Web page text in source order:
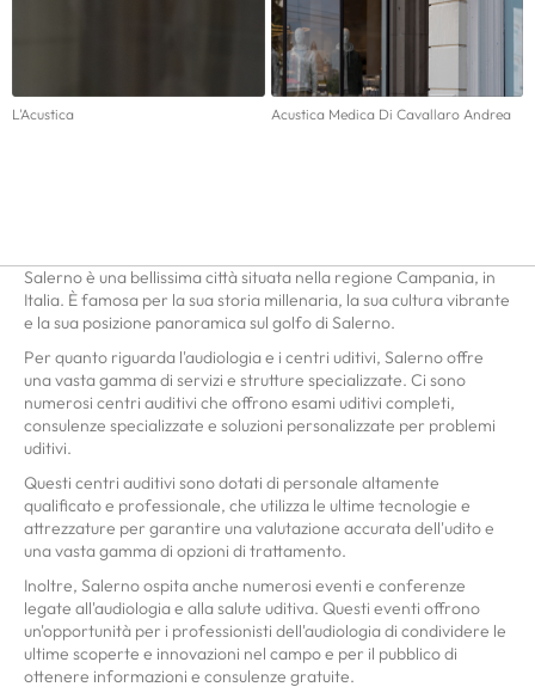
L'Acustica Acustica Medica Di Cavallaro Andrea
Salerno è una bellissima città situata nella regione Campania, in
Italia. È famosa per la sua storia millenaria, la sua cultura vibrante
e la sua posizione panoramica sul golfo di Salerno.
Per quanto riguarda l'audiologia e i centri uditivi, Salerno offre
una vasta gamma di servizi e strutture specializzate. Ci sono
numerosi centri auditivi che offrono esami uditivi completi,
consulenze specializzate e soluzioni personalizzate per problemi
uditivi.
Questi centri auditivi sono dotati di personale altamente
qualificato e professionale, che utilizza le ultime tecnologie e
attrezzature per garantire una valutazione accurata dell'udito e
una vasta gamma di opzioni di trattamento.
Inoltre, Salerno ospita anche numerosi eventi e conferenze
legate all'audiologia e alla salute uditiva. Questi eventi offrono
un'opportunità per i professionisti dell'audiologia di condividere le
ultime scoperte e innovazioni nel campo e per il pubblico di
ottenere informazioni e consulenze gratuite.